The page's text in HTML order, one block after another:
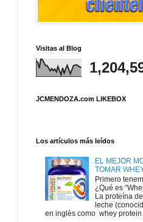
Visitas al Blog
JCMENDOZA.com LIKEBOX
Los artículos más leídos
EL MEJOR
TOMAR
Primero
¿Qué es
La proteína
leche
en inglés como whey protein